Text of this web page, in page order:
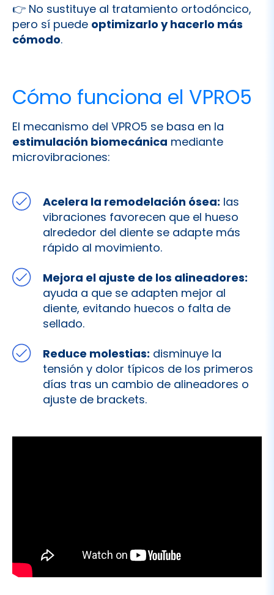
👉 No sustituye al tratamiento ortodóncico,
pero sí puede optimizarlo y hacerlo más
cómodo.
Cómo funciona el VPRO5
El mecanismo del VPRO5 se basa en la
estimulación biomecánica mediante
microvibraciones:
Acelera la remodelación ósea: las
vibraciones favorecen que el hueso
alrededor del diente se adapte más
rápido al movimiento.
Mejora el ajuste de los alineadores:
ayuda a que se adapten mejor al
diente, evitando huecos o falta de
sellado.
Reduce molestias: disminuye la
tensión y dolor típicos de los primeros
días tras un cambio de alineadores o
ajuste de brackets.